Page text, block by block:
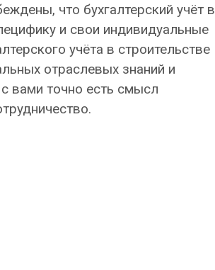
что бухгалтерский учёт в
и свои индивидуальные
учёта в строительстве
отраслевых знаний и
вами точно есть смысл